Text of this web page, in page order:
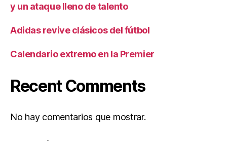
y un ataque lleno de talento
Adidas revive clásicos del fútbol
Calendario extremo en la Premier
Recent Comments
No hay comentarios que mostrar.